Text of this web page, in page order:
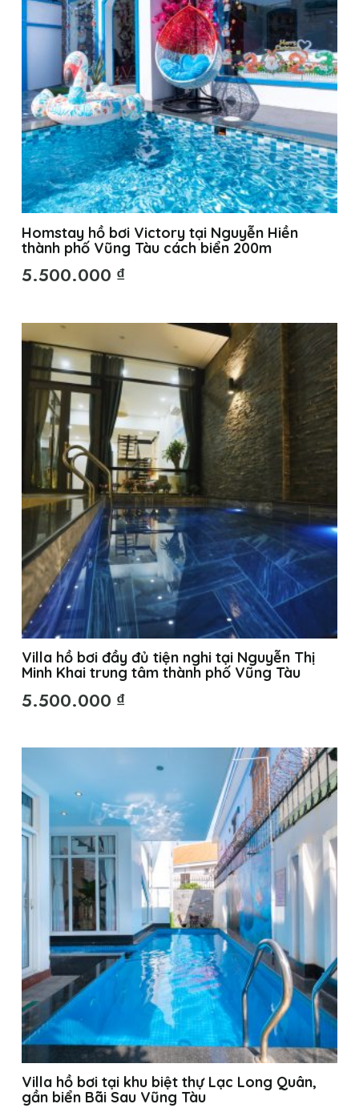
Homstay hồ bơi Victory tại Nguyễn Hiền
thành phố Vũng Tàu cách biển 200m
5.500.000 ₫
Villa hồ bơi đầy đủ tiện nghi tại Nguyễn Thị
Minh Khai trung tâm thành phố Vũng Tàu
5.500.000 ₫
Villa hồ bơi tại khu biệt thự Lạc Long Quân,
gần biển Bãi Sau Vũng Tàu